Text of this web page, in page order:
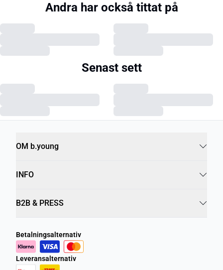
Andra har också tittat på
Senast sett
OM b.young
INFO
B2B & PRESS
Betalningsalternativ
Leveransalternativ